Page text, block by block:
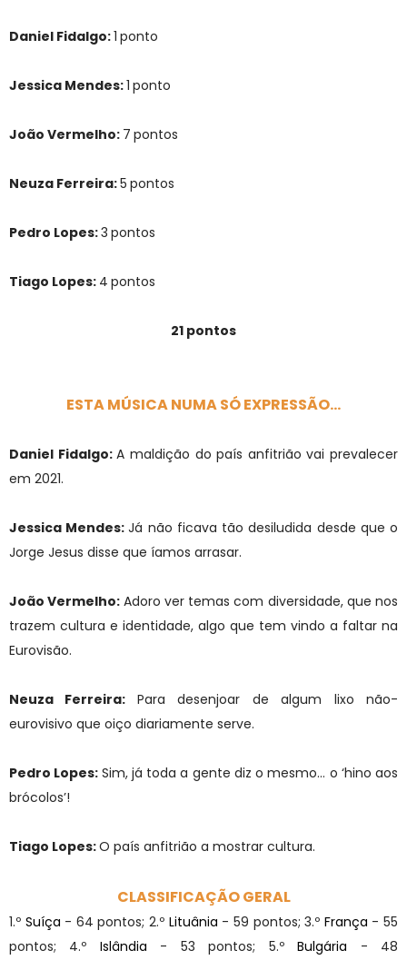
Daniel Fidalgo:1 ponto
Jessica Mendes:1 ponto
João Vermelho: 7 pontos
Neuza Ferreira:5 pontos
Pedro Lopes:3 pontos
Tiago Lopes: 4 pontos
21 pontos
ESTA MÚSICA NUMA SÓ EXPRESSÃO...
Daniel Fidalgo:A maldição do país anfitrião vai prevalecer
em 2021.
Jessica Mendes:Já não ficava tão desiludida desde que o
Jorge Jesus disse que íamos arrasar.
João Vermelho: Adoro ver temas com diversidade, que nos
trazem cultura e identidade, algo que tem vindo a faltar na
Eurovisão.
Neuza Ferreira: Para desenjoar de algum lixo não-
eurovisivo que oiço diariamente serve.
Pedro Lopes: Sim, já toda a gente diz o mesmo… o ‘hino aos
brócolos’!
Tiago Lopes:O país anfitrião a mostrar cultura.
CLASSIFICAÇÃO GERAL
1.º Suíça - 64 pontos; 2.º Lituânia - 59 pontos;3.º França - 55
pontos; 4.º Islândia - 53 pontos; 5.ºBulgária - 48